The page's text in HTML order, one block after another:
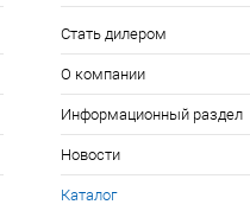
Стать дилером
О компании
Информационный раздел
Новости
Каталог